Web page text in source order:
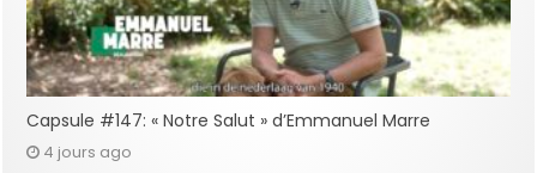
Capsule #147: « Notre Salut » d’Emmanuel Marre
4 jours ago